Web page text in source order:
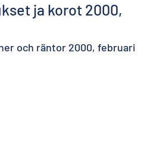
ja korot 2000,
och räntor 2000, februari